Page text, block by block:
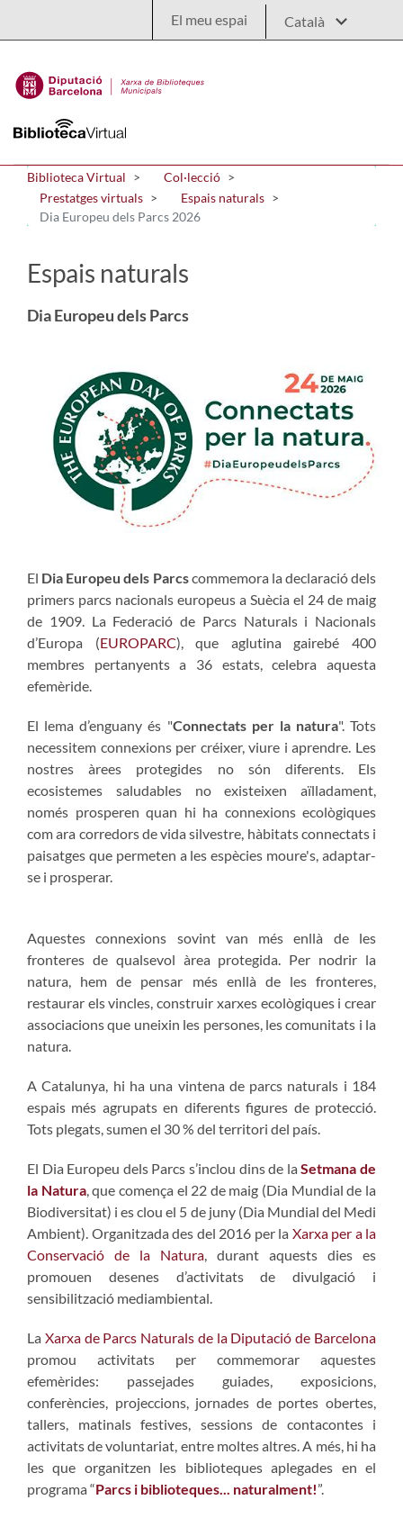
El meu espai
Biblioteca Virtual
Col·lecció
Prestatges virtuals
Espais naturals
Dia Europeu dels Parcs 2026
Espais naturals
Dia Europeu dels Parcs
El Dia Europeu dels Parcscommemora la declaració dels
primers parcs nacionals europeus a Suècia el 24 de maig
de 1909. La Federació de Parcs Naturals i Nacionals
d’Europa (EUROPARC), que aglutina gairebé 400
membres pertanyents a 36 estats, celebra aquesta
efemèride.
El lema d’enguany és "Connectats per la natura". Tots
necessitem connexions per créixer, viure i aprendre. Les
nostres àrees protegides no són diferents. Els
ecosistemes saludables no existeixen aïlladament,
només prosperen quan hi ha connexions ecològiques
com ara corredors de vida silvestre, hàbitats connectats i
paisatges que permeten a les espècies moure's, adaptar-
se i prosperar.
Aquestes connexions sovint van més enllà de les
fronteres de qualsevol àrea protegida. Per nodrir la
natura, hem de pensar més enllà de les fronteres,
restaurar els vincles, construir xarxes ecològiques i crear
associacions que uneixin les persones, les comunitats i la
natura.
A Catalunya, hi ha una vintena de parcs naturals i 184
espais més agrupats en diferents figures de protecció.
Tots plegats, sumen el 30 % del territori del país.
El Dia Europeu dels Parcs s’inclou dins de laSetmana de
la Natura, que comença el 22 de maig (Dia Mundial de la
Biodiversitat) i es clou el 5 de juny (Dia Mundial del Medi
Ambient). Organitzada des del 2016 per la Xarxa per a la
Conservació de la Natura, durant aquests dies es
promouen desenes d’activitats de divulgació i
sensibilització mediambiental.
La Xarxa de Parcs Naturals de la Diputació de Barcelona
promou activitats per commemorar aquestes
efemèrides: passejades guiades, exposicions,
conferències, projeccions, jornades de portes obertes,
tallers, matinals festives, sessions de contacontes i
activitats de voluntariat, entre moltes altres. A més, hi ha
les que organitzen les biblioteques aplegades en el
programa “Parcs i biblioteques... naturalment!”.